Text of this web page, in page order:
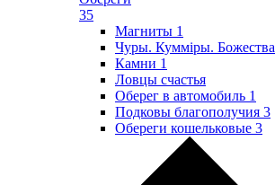
35
Магниты 1
Чуры. Куммiры. Божества
Камни 1
Ловцы счастья
Оберег в автомобиль 1
Подковы благополучия 3
Обереги кошельковые 3